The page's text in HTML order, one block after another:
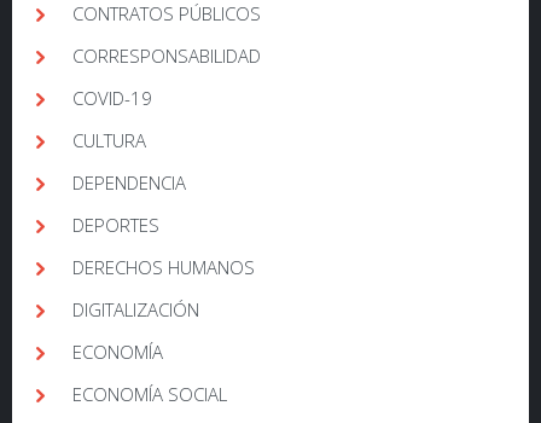
CONTRATOS PÚBLICOS
CORRESPONSABILIDAD
COVID-19
CULTURA
DEPENDENCIA
DEPORTES
DERECHOS HUMANOS
DIGITALIZACIÓN
ECONOMÍA
ECONOMÍA SOCIAL